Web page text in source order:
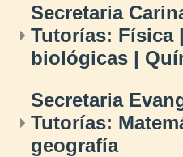
Secretaria
Tutorías: Física
biológicas |
Secretaria
Tutorías:
geografía